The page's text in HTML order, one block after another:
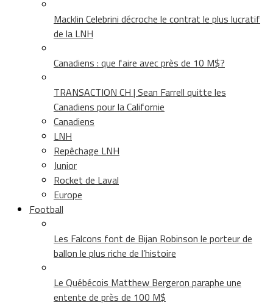
Macklin Celebrini décroche le contrat le plus lucratif
de la LNH
Canadiens : que faire avec près de 10 M$?
TRANSACTION CH | Sean Farrell quitte les
Canadiens pour la Californie
Canadiens
LNH
Repêchage LNH
Junior
Rocket de Laval
Europe
Football
Les Falcons font de Bijan Robinson le porteur de
ballon le plus riche de l’histoire
Le Québécois Matthew Bergeron paraphe une
entente de près de 100 M$